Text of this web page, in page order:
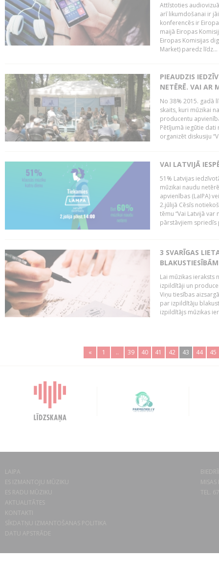
Attīstoties
arī likumdošanai ir
konferencēs ir
maijā Eiropas
Eiropas Komisijas
Market) paredz līdz...
PIEAUDZIS
NETĒRĒ. VAI AR
No 38% 2015. gadā
skaits, kuri mūzikai
producentu
Pētījumā iegūtie dati
organizēt diskusiju
VAI LATVIJĀ
51% Latvijas
mūzikai naudu
apvienības (LaIPA)
2.jūlijā Cēsīs
tēmu “Vai Latvijā
pārstāvjiem spriedīs
3 SVARĪGAS
BLAKUSTIESĪBĀM
Lai mūzikas ieraksts
izpildītāji un
Viņu tiesības
par izpildītāju
izpildītājs mūzikas
« 1 .. 39 40 41 42 43 44 45
LAIPA
ES IZMANTOJU MŪZIKU
ES RADU MŪZIKU
AKTUALITĀTES
KONTAKTI
SĪKDATŅU IZMANTOŠANAS POLITIKA
DATU APSTRĀDE
TEL.